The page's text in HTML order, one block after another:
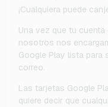
¡Cualquiera puede
Una vez que tu
nosotros nos
Google Play lista para
correo.
Las tarjetas Google
quiere decir que